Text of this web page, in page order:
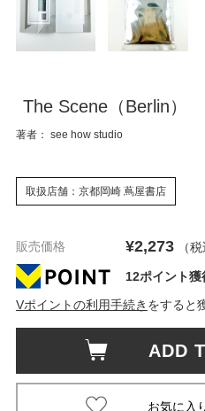
The Scene（Berlin
著者： see how studio
取扱店舗：京都岡崎 蔦屋書店
販売価格 ¥2,273 （
12ポイント獲
Vポイントの利用手続き をすると
ADD